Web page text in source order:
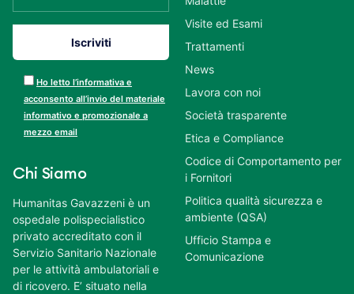
Ho letto l’informativa e
acconsento all’invio del materiale
informativo e promozionale a
mezzo email
Chi Siamo
Humanitas Gavazzeni è un
ospedale polispecialistico
privato accreditato con il
Servizio Sanitario Nazionale
per le attività ambulatoriali e
di ricovero. E’ situato nella
Visite ed Esami
Trattamenti
News
Lavora con noi
Società trasparente
Etica e Compliance
Codice di Comportamento per
i Fornitori
Politica qualità sicurezza e
ambiente (QSA)
Ufficio Stampa e
Comunicazione